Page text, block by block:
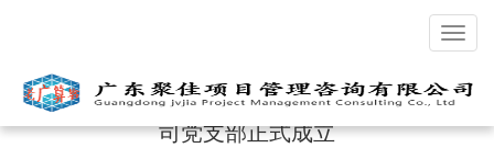
喜讯！热烈祝贺广东聚佳项目管理咨询有限公
司党支部正式成立